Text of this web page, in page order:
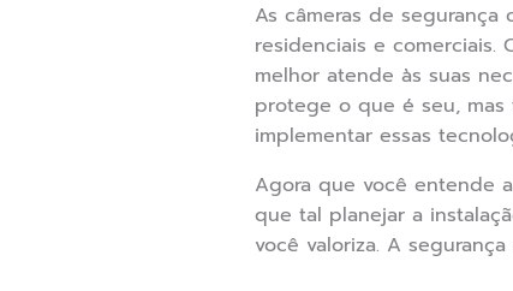
As câmeras de
residenciais e
melhor atende às suas
protege o que é seu, mas
implementar essas
Agora que você entende
que tal planejar a
você valoriza. A